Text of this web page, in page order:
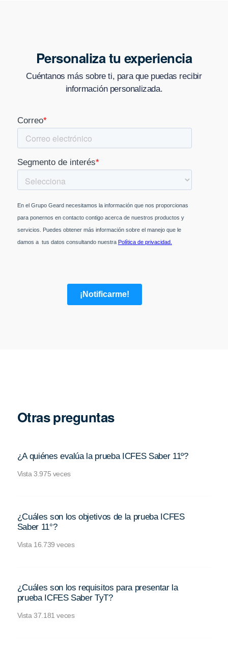
Personaliza tu experiencia
Cuéntanos más sobre ti, para que puedas recibir
información personalizada.
Otras preguntas
¿A quiénes evalúa la prueba ICFES Saber 11º?
Vista 3.975 veces
¿Cuáles son los objetivos de la prueba ICFES
Saber 11°?
Vista 16.739 veces
¿Cuáles son los requisitos para presentar la
prueba ICFES Saber TyT?
Vista 37.181 veces